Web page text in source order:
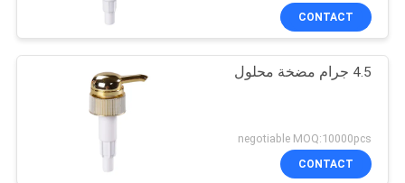
CONTACT
4.5 جرام مضخة محلول
negotiable MOQ:10000pcs
CONTACT